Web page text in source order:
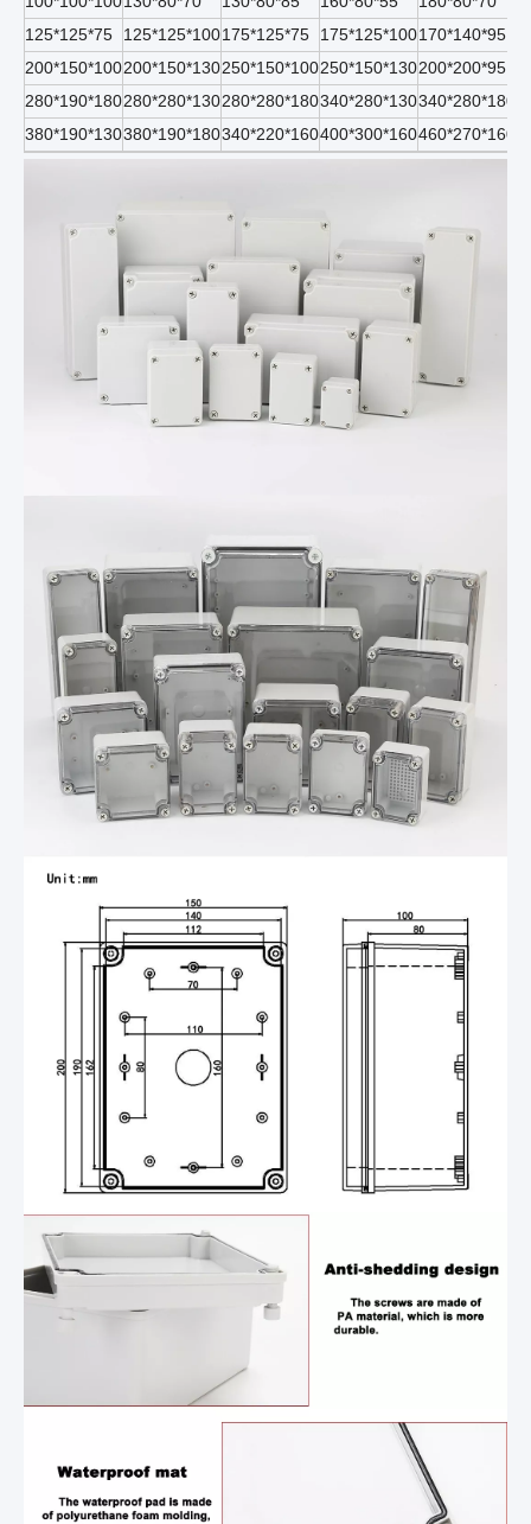
125*125*75
125*125*100175*125*75 175*125*100170*140*95
200*150*100200*150*130250*150*100250*150*130200*200*95
280*190*180280*280*130280*280*180340*280*130340*280*180
380*190*130380*190*180340*220*160400*300*160460*270*160